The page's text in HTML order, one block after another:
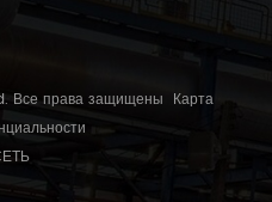
Все права защищены Карта